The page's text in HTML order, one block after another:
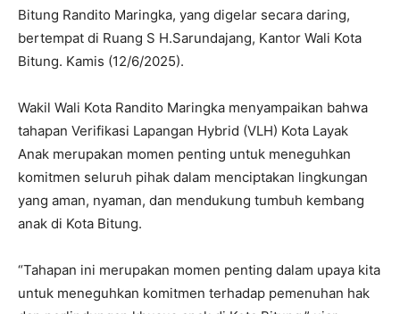
Bitung Randito Maringka, yang digelar secara daring,
bertempat di Ruang S H.Sarundajang, Kantor Wali Kota
Bitung. Kamis (12/6/2025).
Wakil Wali Kota Randito Maringka menyampaikan bahwa
tahapan Verifikasi Lapangan Hybrid (VLH) Kota Layak
Anak merupakan momen penting untuk meneguhkan
komitmen seluruh pihak dalam menciptakan lingkungan
yang aman, nyaman, dan mendukung tumbuh kembang
anak di Kota Bitung.
“Tahapan ini merupakan momen penting dalam upaya kita
untuk meneguhkan komitmen terhadap pemenuhan hak